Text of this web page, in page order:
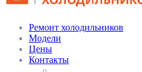
Ремонт холодильников
Модели
Цены
Контакты